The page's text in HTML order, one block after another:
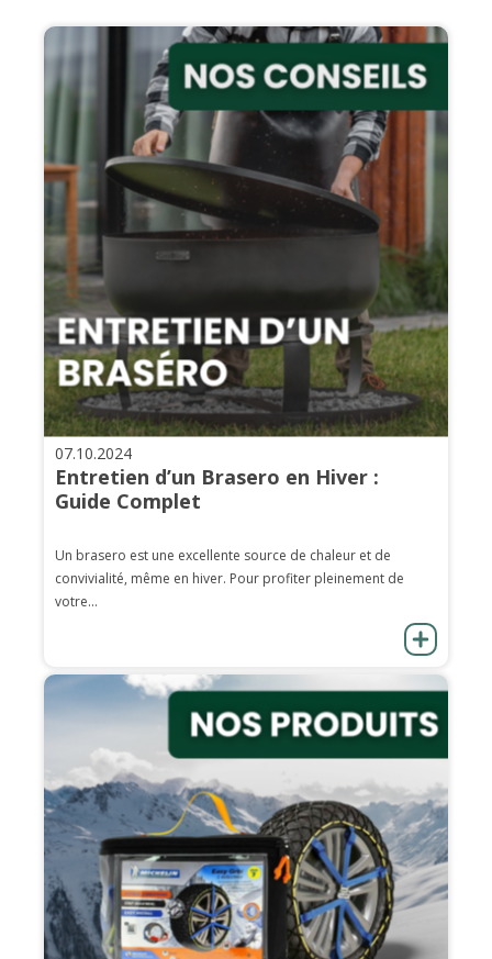
07.10.2024
Entretien d’un Brasero en Hiver :
Guide Complet
Un brasero est une excellente source de chaleur et de
convivialité, même en hiver. Pour profiter pleinement de
votre...